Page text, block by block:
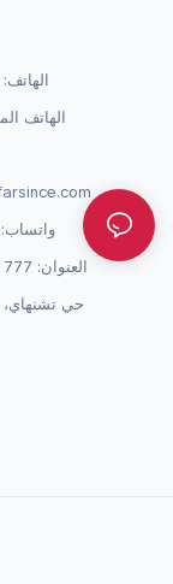
الهاتف: +86 574
واتساب:
حي تشنهاي،